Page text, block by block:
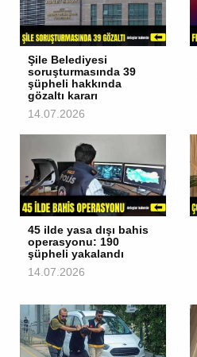
Şile Belediyesi
soruşturmasında 39
şüpheli hakkında
gözaltı kararı
14.07.2026
45 ilde yasa dışı bahis
operasyonu: 190
şüpheli yakalandı
14.07.2026